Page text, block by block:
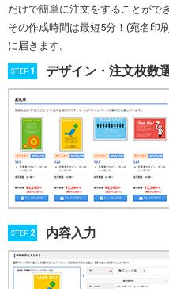
だけで簡単に注文をすることがで
その作成時間は最短5分！(宛名印
に届きます。
STEP 1 デザイン・注文枚数
STEP 2 内容入力